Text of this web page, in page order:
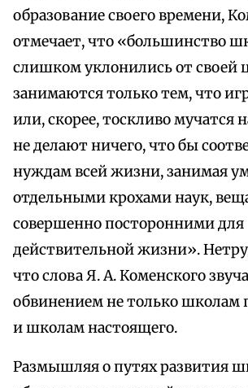
образование своего времени,
отмечает, что «большинство
слишком уклонились от своей
занимаются только тем, что
или, скорее, тоскливо мучатся
не делают ничего, что бы
нуждам всей жизни, занимая
отдельными крохами наук,
совершенно посторонними для
действительной жизни».
что слова Я. А. Коменского
обвинением не только школам
и школам настоящего.
Размышляя о путях развития